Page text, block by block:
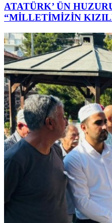
ATATÜRK’ ÜN
“MİLLETİMİZİN